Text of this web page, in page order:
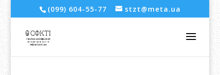
(099) 604-55-77 stzt@meta.ua